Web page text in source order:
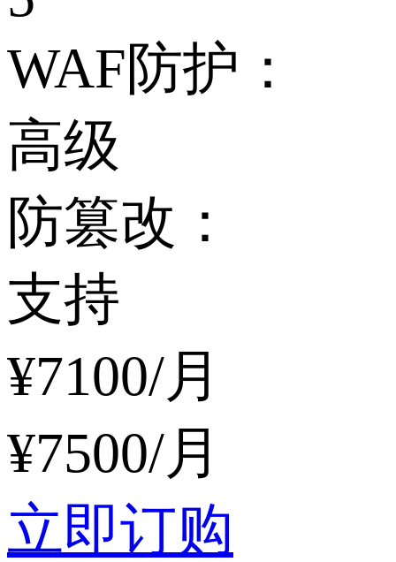
WAF防护：
高级
防篡改：
支持
¥7100/月
¥7500/月
立即订购